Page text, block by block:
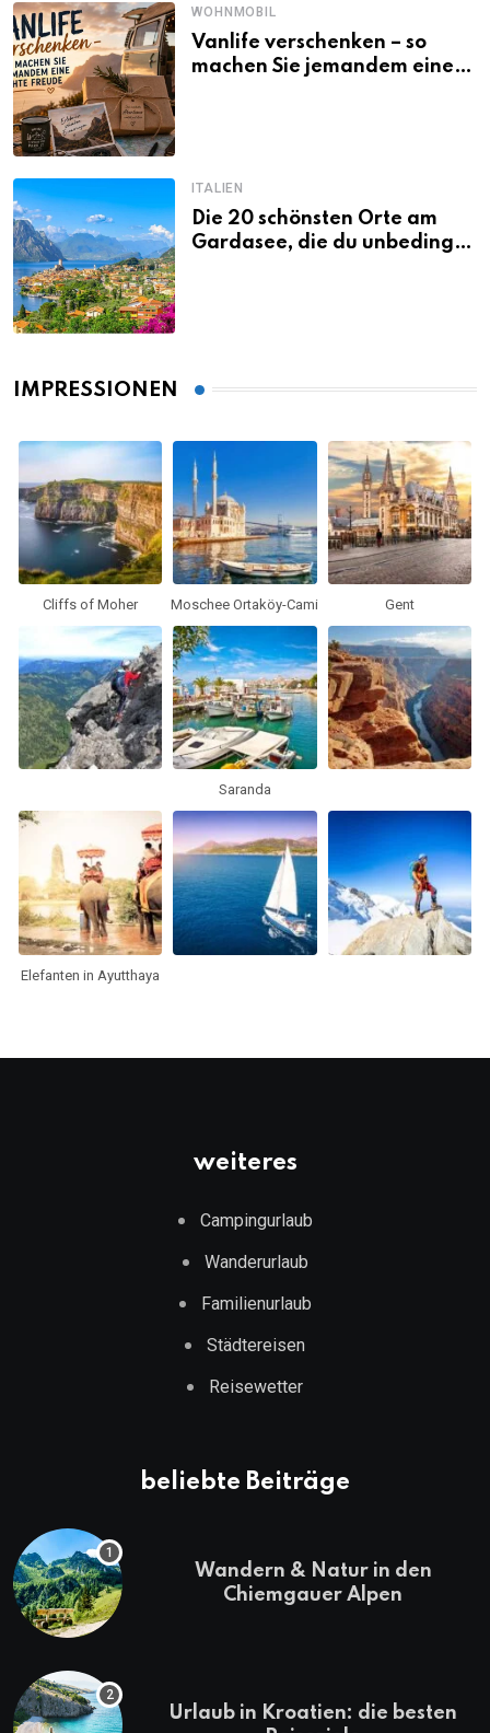
WOHNMOBIL
Vanlife verschenken – so
machen Sie jemandem eine
ITALIEN
Die 20 schönsten Orte am
Gardasee, die du unbedingt
IMPRESSIONEN
Cliffs of Moher Moschee Ortaköy-Cami Gent
Saranda
Elefanten in Ayutthaya
weiteres
Campingurlaub
Wanderurlaub
Familienurlaub
Städtereisen
Reisewetter
beliebte Beiträge
Wandern & Natur in den
Chiemgauer Alpen
Urlaub in Kroatien: die besten